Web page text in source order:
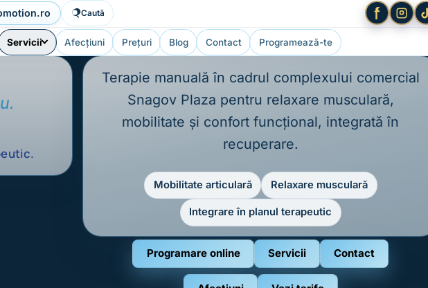
Caută
Servicii Afecțiuni Prețuri Blog Contact Programează-te
Terapie manuală în cadrul complexului comercial
Snagov Plaza pentru relaxare musculară,
mobilitate și confort funcțional, integrată în
recuperare.
Mobilitate articulară Relaxare musculară
Integrare în planul terapeutic
Programare online Servicii Contact